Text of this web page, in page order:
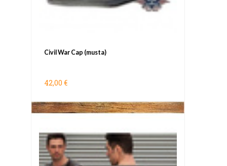
Civil War Cap (musta)
42,00 €